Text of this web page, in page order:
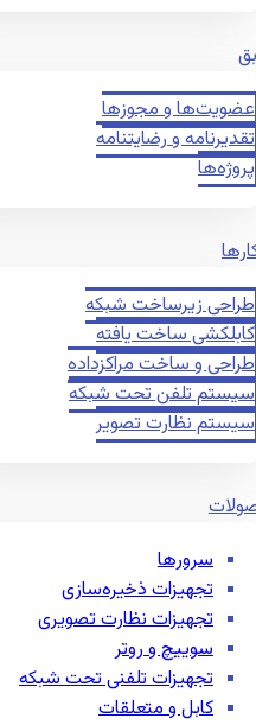
عضویت‌ها و مجوزها
تقدیرنامه و رضایتنامه
پروژه‌ها
طراحی زیرساخت شبکه
کابلکشی ساخت یافته
طراحی و ساخت مراکزداده
سیستم تلفن تحت شبکه
سیستم نظارت تصویر
سرورها
تجهیزات ذخیره‌سازی
تجهیزات نظارت تصویری
سوییچ و روتر
تجهیزات تلفنی تحت شبکه
کابل و متعلقات